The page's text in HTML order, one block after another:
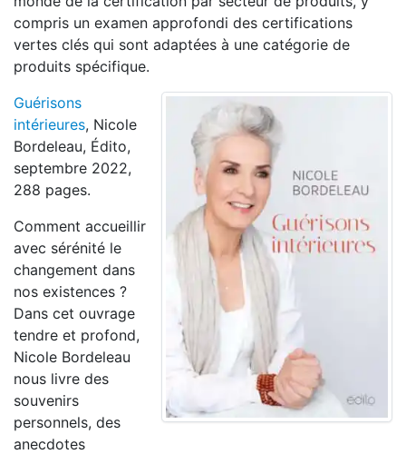
compris un examen approfondi des certifications
vertes clés qui sont adaptées à une catégorie de
produits spécifique.
Guérisons
intérieures, Nicole
Bordeleau, Édito,
septembre 2022,
288 pages.
Comment accueillir
avec sérénité le
changement dans
nos existences ?
Dans cet ouvrage
tendre et profond,
Nicole Bordeleau
nous livre des
souvenirs
personnels, des
anecdotes